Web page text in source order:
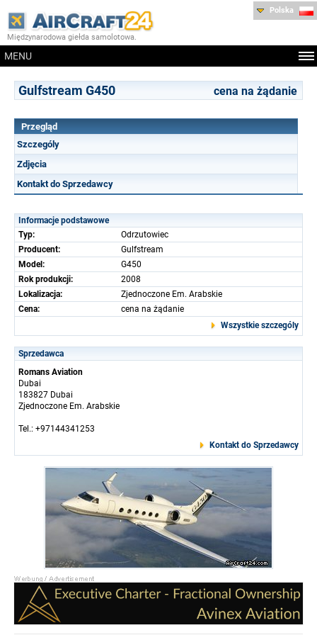
Międzynarodowa giełda samolotowa.
MENU
Polska
Gulfstream G450 cena na żądanie
Przegląd
Szczególy
Zdjęcia
Kontakt do Sprzedawcy
Informacje podstawowe
Typ:
Odrzutowiec
Producent:
Gulfstream
Model:
G450
Rok produkcji:
2008
Lokalizacja:
Zjednoczone Em. Arabskie
Cena:
cena na żądanie
Wszystkie szczególy
Sprzedawca
Romans Aviation
Dubai
183827 Dubai
Zjednoczone Em. Arabskie
Tel.: +97144341253
Kontakt do Sprzedawcy